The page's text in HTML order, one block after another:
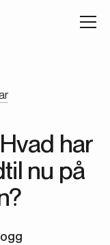
har
nu på